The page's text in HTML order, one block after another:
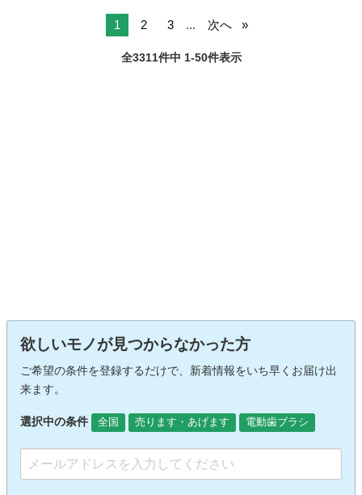
1 2 3 ... 次へ
全3311件中 1-50件表示
欲しいモノが見つからなかった方
ご希望の条件を登録するだけで、新着情報をいち早くお届け出
来ます。
選択中の条件 全国 売ります・あげます 電動歯ブラシ